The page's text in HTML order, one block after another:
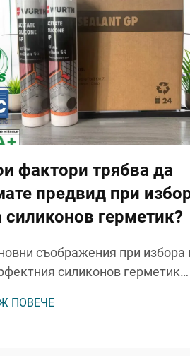
фактори трябва да
предвид при
силиконов герметик?
съображения при избора
силиконов герметик
за вашия проект може да
ПОВЕЧЕ